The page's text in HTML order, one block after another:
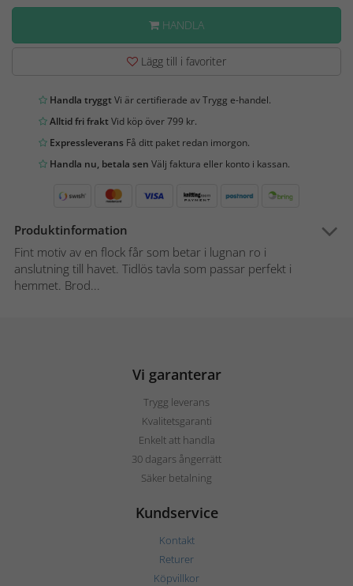
HANDLA
Lägg till i favoriter
Handla tryggtVi är certifierade av Trygg e-handel.
Alltid fri fraktVid köp över 799 kr.
Expressleverans Få ditt paket redan imorgon.
Handla nu, betala sen Välj faktura eller konto i kassan.
Produktinformation
Fint motiv av en flock får som betar i lugnan ro i
anslutning till havet. Tidlös tavla som passar perfekt i
hemmet. Brod...
Vi garanterar
Trygg leverans
Kvalitetsgaranti
Enkelt att handla
30 dagars ångerrätt
Säker betalning
Kundservice
Kontakt
Returer
Köpvillkor